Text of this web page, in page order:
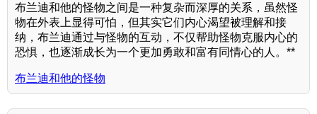
布兰迪和他的怪物之间是一种复杂而深厚的关系，虽然怪
物在外表上显得可怕，但其实它们内心渴望被理解和接
纳，布兰迪通过与怪物的互动，不仅帮助怪物克服内心的
恐惧，也逐渐成长为一个更加勇敢和富有同情心的人。**
布兰迪和他的怪物